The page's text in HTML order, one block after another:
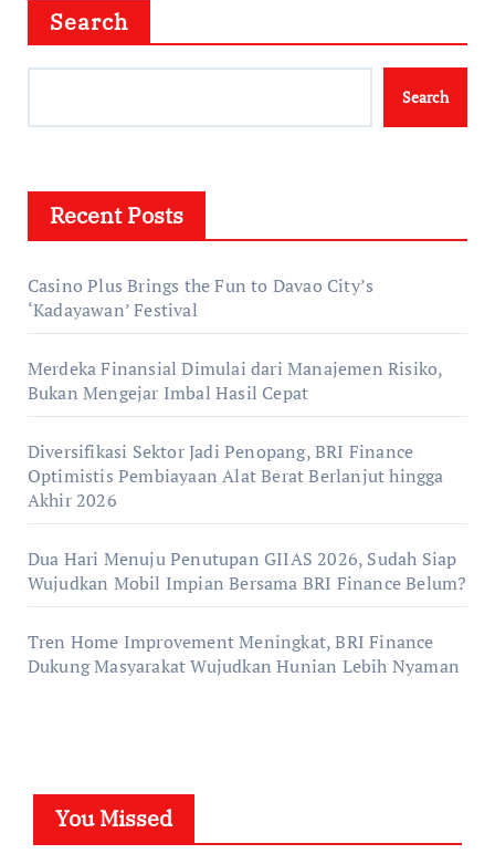
Search
Search
Recent Posts
Casino Plus Brings the Fun to Davao City’s
‘Kadayawan’ Festival
Merdeka Finansial Dimulai dari Manajemen Risiko,
Bukan Mengejar Imbal Hasil Cepat
Diversifikasi Sektor Jadi Penopang, BRI Finance
Optimistis Pembiayaan Alat Berat Berlanjut hingga
Akhir 2026
Dua Hari Menuju Penutupan GIIAS 2026, Sudah Siap
Wujudkan Mobil Impian Bersama BRI Finance Belum?
Tren Home Improvement Meningkat, BRI Finance
Dukung Masyarakat Wujudkan Hunian Lebih Nyaman
You Missed